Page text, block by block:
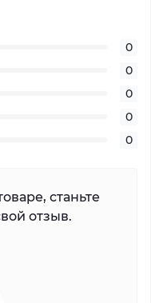
0
0
0
0
0
станьте
отзыв.